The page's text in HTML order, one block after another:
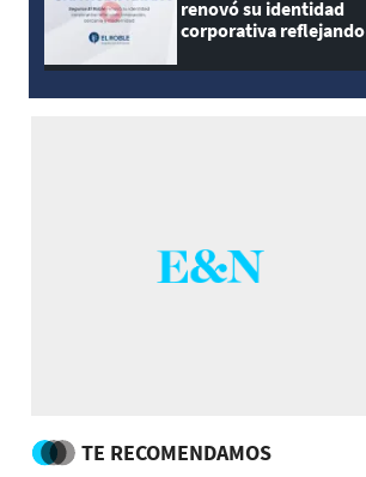
renovó su identidad
corporativa reflejando
modernidad
TE RECOMENDAMOS